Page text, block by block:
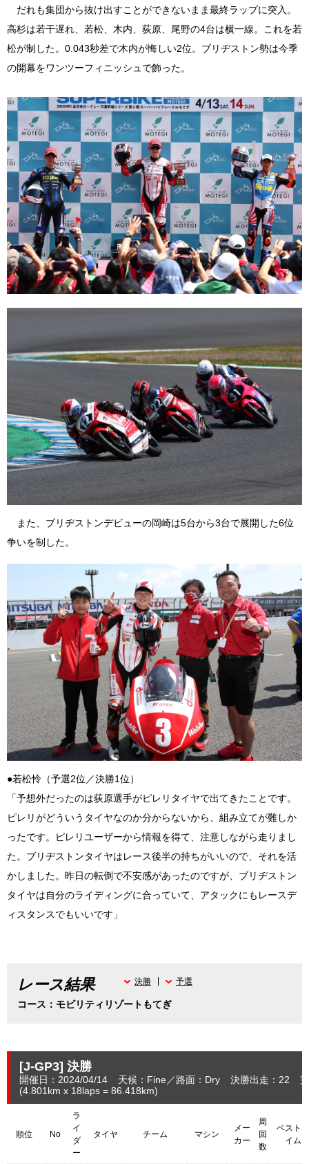
だれも集団から抜け出すことができないまま最終ラップに突入。
高杉は若干遅れ、若松、木内、荻原、尾野の4台は横一線。これを若
松が制した。0.043秒差で木内が悔しい2位。ブリヂストン勢は今季
の開幕をワンツーフィニッシュで飾った。
また、ブリヂストンデビューの岡崎は5台から3台で展開した6位
争いを制した。
●若松怜（予選2位／決勝1位）
「予想外だったのは荻原選手がピレリタイヤで出てきたことです。
ピレリがどういうタイヤなのか分からないから、組み立てが難しか
ったです。ピレリユーザーから情報を得て、注意しながら走りまし
た。ブリヂストンタイヤはレース後半の持ちがいいので、それを活
かしました。昨日の転倒で不安感があったのですが、ブリヂストン
タイヤは自分のライディングに合っていて、アタックにもレースデ
ィスタンスでもいいです」
レース結果
コース：モビリティリゾートもてぎ
決勝 予選
[J-GP3] 決勝
開催日：2024/04/14 天候：Fine 路面：Dry 決勝出走：22
(4.801 km x 18laps = 86.418km)
順位 No
ラ
イ
ダ
ー
タイヤ チーム マシン
メー
カー
周
回
数
ベストタ
イム